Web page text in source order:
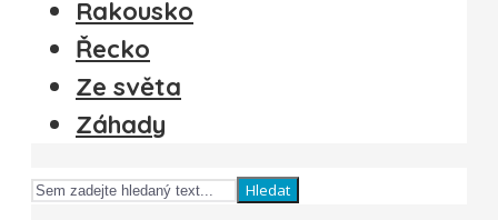
Rakousko
Řecko
Ze světa
Záhady
Hledat